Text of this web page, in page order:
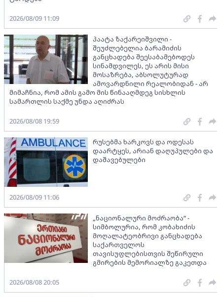
2026/08/09 11:09
პაატა ზაქარეიშვილი -
შეუძლებელია ბარამიძის
განცხადება შეესაბამებოდეს
სინამდვილეს, ეს არის მისი
მოსაზრება, აბსოლუტურად
ამოვარდნილი რეალობიდან - არ
მიმაჩნია, რომ ამის გამო მის წინააღმდეგ სისხლის
სამართლის საქმე უნდა აღიძრას
2026/08/08 19:59
რუსებმა ხარკოვს და ოდესას
დაარტყეს, არიან დაღუპულები და
დაშავებულები
2026/08/09 11:06
„ნაციონალური მოძრაობა“ -
სიმბოლურია, რომ კობახიძის
მოღალატეობრივი განცხადება
საქართველოს
თავისუფლებისთვის შეწირული
გმირების მემორიალზე გაკეთდა
2026/08/08 20:05